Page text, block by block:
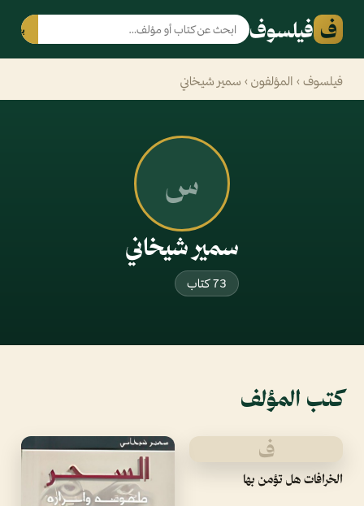
ف فيلسوف بحث
فيلسوف › المؤلفون › سمير شيخاني
س
سمير شيخاني
73 كتاب
كتب المؤلف
ف
الخرافات هل تؤمن بها